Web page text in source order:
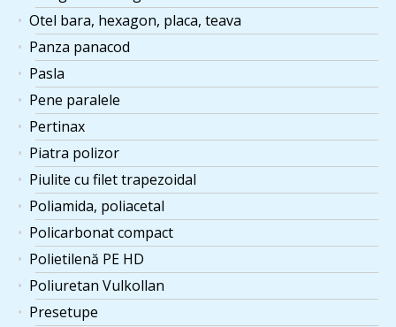
Otel bara, hexagon, placa, teava
Panza panacod
Pasla
Pene paralele
Pertinax
Piatra polizor
Piulite cu filet trapezoidal
Poliamida, poliacetal
Policarbonat compact
Polietilenă PE HD
Poliuretan Vulkollan
Presetupe